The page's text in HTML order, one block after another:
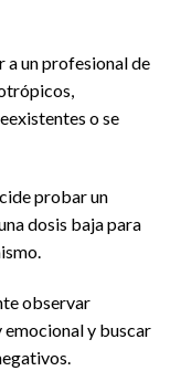
a un profesional de
o se
probar un
dosis baja para
observar
y buscar